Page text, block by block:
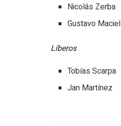
Nicolás Zerba
Gustavo Maciel
Líberos
Tobías Scarpa
Jan Martínez